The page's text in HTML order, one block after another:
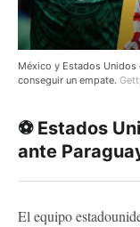
México y Estados
conseguir un empate.
⚽ Estados
ante
El equipo